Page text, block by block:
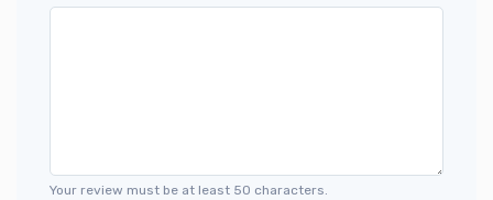
Your review must be at least 50 characters.